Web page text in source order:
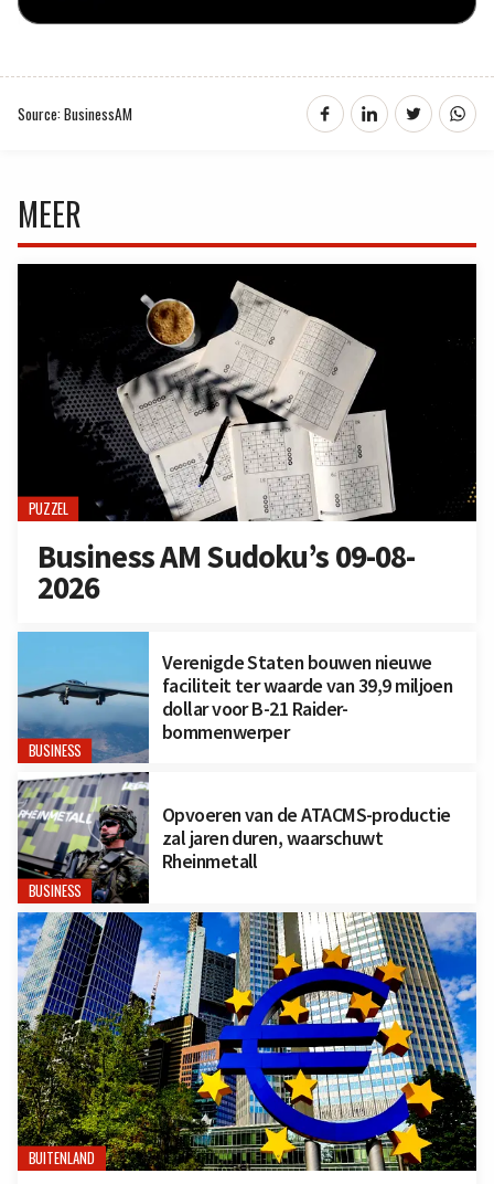
Source: BusinessAM
MEER
PUZZEL
Business AM Sudoku’s 09-08-
2026
BUSINESS
Verenigde Staten bouwen nieuwe
faciliteit ter waarde van 39,9 miljoen
dollar voor B-21 Raider-
bommenwerper
BUSINESS
Opvoeren van de ATACMS-productie
zal jaren duren, waarschuwt
Rheinmetall
BUITENLAND